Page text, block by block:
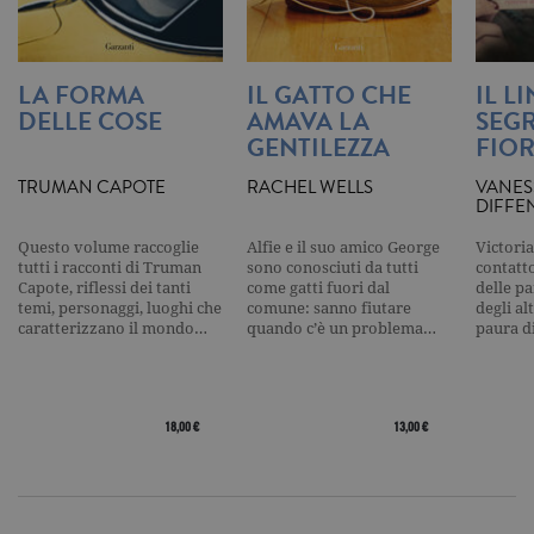
LA FORMA
DELLE COSE
TRUMAN CAPOTE
Questo volume raccoglie
tutti i racconti di Truman
Capote, riflessi dei tanti
temi, personaggi, luoghi che
caratterizzano il mondo…
18,00 €
IL GATTO CHE
AMAVA LA
GENTILEZZA
RACHEL WELLS
Alfie e il suo amico George
sono conosciuti da tutti
come gatti fuori dal
comune: sanno fiutare
quando c’è un problema…
13,00 €
IL
delle
degli
paura
cookie di
pattern
impostato
Google
pattern sul
nome
numero
univoco
del sito
una
del cookie
che viene
utilizzato
limitare la
quantità